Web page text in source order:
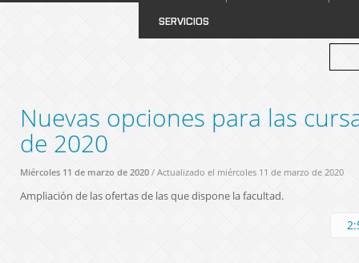
SERVICIOS
Nuevas opciones para las
de 2020
Miércoles 11 de marzo de 2020 / Actualizado el miércoles 11 de marzo de 2020
Ampliación de las ofertas de las que dispone la facultad.